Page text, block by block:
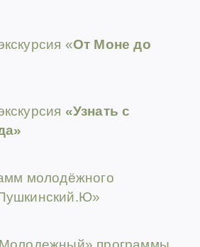
«От Моне до
«Узнать с
»
молодёжного